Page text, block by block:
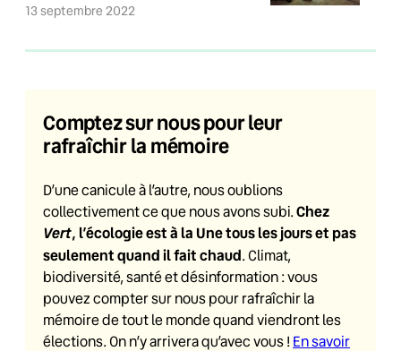
13 septembre 2022
Comptez sur nous pour leur
rafraîchir la mémoire
D’une canicule à l’autre, nous oublions
collectivement ce que nous avons subi.Chez
Vert, l’écologie est à la Une tous les jours et pas
seulement quand il fait chaud. Climat,
biodiversité, santé et désinformation : vous
pouvez compter sur nous pour rafraîchir la
mémoire de tout le monde quand viendront les
élections. On n’y arrivera qu’avec vous ! En savoir